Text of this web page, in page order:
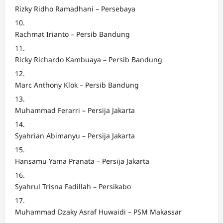
Rizky Ridho Ramadhani – Persebaya
Rachmat Irianto – Persib Bandung
Ricky Richardo Kambuaya – Persib Bandung
Marc Anthony Klok – Persib Bandung
Muhammad Ferarri – Persija Jakarta
Syahrian Abimanyu – Persija Jakarta
Hansamu Yama Pranata – Persija Jakarta
Syahrul Trisna Fadillah – Persikabo
Muhammad Dzaky Asraf Huwaidi – PSM Makassar